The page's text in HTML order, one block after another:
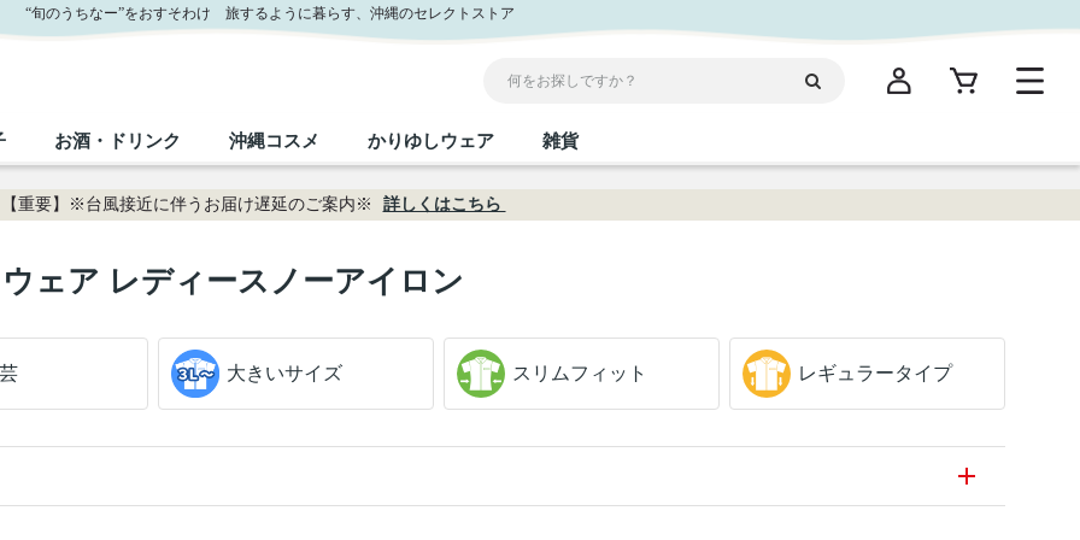
“旬のうちなー”をおすそわけ 旅するように暮らす、沖縄のセレクトストア
フルーツ・野菜 お肉 海産物
缶詰／パウチ 沖縄料理 沖縄そば／乾麺
レトルト食品 乾物／粉類
砂糖／黒砂糖 塩 お酢／ドレッシング
しょうゆ みそ だし／スパイス／島唐辛子
黒糖 ちんすこう 伝統菓子 スナック
おつまみ 紅芋 沖縄限定商品（ご当地）
お酒・ドリンク
泡盛 ビール・チューハイ ワイン・ウィスキー・カクテル
ドリンク 茶葉
沖縄コスメ
スキンケア ボディケア
ヘアケア UVケア
かりゆしウェア
メンズ レディース
雑貨
沖縄ファッション 伝統工芸品 箸・線香・ウチカビ
【重要】※台風接近に伴うお届け遅延のご案内※ 詳しくはこちら
ェア レディースノーアイロン
大きいサイズ スリムフィット レギュラータイプ